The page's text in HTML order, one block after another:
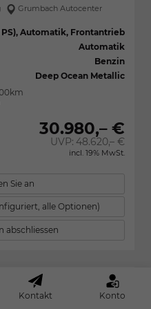
Kontakt Konto
Grumbach Autocenter
PS), Automatik, Frontantrieb
Automatik
Benzin
Deep Ocean Metallic
30.980,– €
UVP: 48.620,– €
incl. 19% MwSt.
Sie an
alle Optionen)
abschliessen
1.3 DIG-T MHEV